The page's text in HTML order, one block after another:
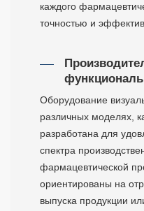
каждого
точностью и
Оборудование
различных моделях,
разработана для
спектра
фармацевтической
ориентированы на
выпуска продукции